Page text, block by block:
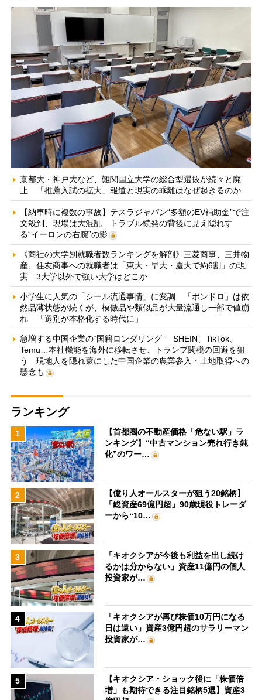
京都大・神戸大など、難関国立大学の総合型選抜が続々と廃
止 「推薦入試の拡大」報道と現実の乖離はなぜ起きるのか
【納車時に複数の事故】テスラジャパン“多額のEV補助金”で注
文殺到、現場は大混乱 トラブル続発の背後に見え隠れす
る“イーロンの右腕”の影
《商社の大学別就職者数ランキングを解剖》三菱商事、三井物
産、住友商事への就職者は「東大・早大・慶大で約6割」の現
実 3大学以外で強い大学はどこか
小学生に人気の「シール流通事情」に変調 「ボンドロ」は依
然品薄状態が続くが、模倣品や類似品が大量流通し一部で値崩
れ 「選別が本格化する時代に」
急増する中国企業の“国籍ロンダリング” SHEIN、TikTok、
Temu…本社機能を海外に移転させ、トランプ関税の回避を狙
う 現地人を隠れ蓑にした中国企業の農業参入・土地取得への
懸念も
ランキング
1
【首都圏の不動産価格「危ない駅」ラ
ンキング】“中古マンション売れ行き鈍
化”のワー…
2
【億り人オールスターが狙う20銘柄】
「総資産69億円超」90歳現役トレーダ
ーから“10…
3
「キオクシアが今後も利益を出し続け
るかは分からない」資産11億円の個人
投資家が…
4
「キオクシアが再び株価10万円になる
日は遠い」資産3億円超のサラリーマン
投資家が…
5
【キオクシア・ショック後に「株価倍
増」も期待できる注目銘柄5選】資産3